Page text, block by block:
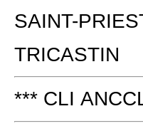
SAINT-
TRICASTIN
*** CLI